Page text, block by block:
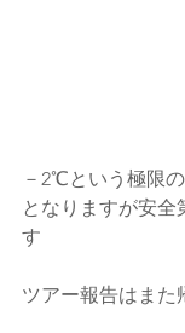
－2℃という極限
となりますが安全
す
ツアー報告はまた